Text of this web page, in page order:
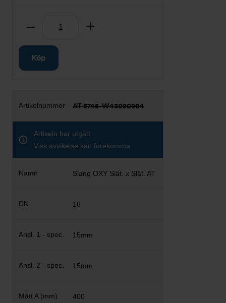
Ta bort
Köp
AT 5745-W43090904
Artikeln har utgått
Viss avvikelse kan förekomma
Slang OXY Slät. x Slät. AT
16
15mm
15mm
400